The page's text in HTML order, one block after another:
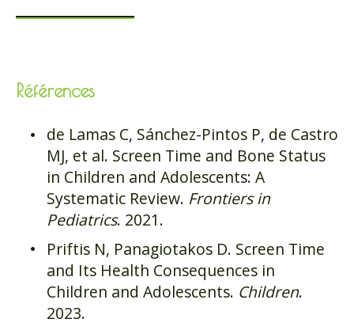
Références
de Lamas C, Sánchez-Pintos P, de Castro
MJ, et al. Screen Time and Bone Status
in Children and Adolescents: A
Systematic Review. Frontiers in
Pediatrics. 2021.
Priftis N, Panagiotakos D. Screen Time
and Its Health Consequences in
Children and Adolescents. Children.
2023.